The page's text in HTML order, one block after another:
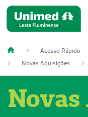
Acesso Rápido
Novas Aquisições